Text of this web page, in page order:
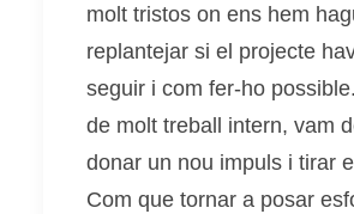
molt tristos on ens hem
replantejar si el projecte
seguir i com fer-ho
de molt treball intern, vam
donar un nou impuls i tirar
Com que tornar a posar